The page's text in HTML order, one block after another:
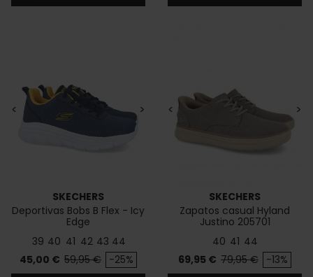
< >
SKECHERS
Deportivas Bobs B Flex - Icy
Edge
39 40 41 42 43 44
Precio
45,00 € Precio base
59,95 € -25%
< >
SKECHERS
Zapatos casual Hyland
Justino 205701
40 41 44
Precio
69,95 € Precio base
79,95 € -13%